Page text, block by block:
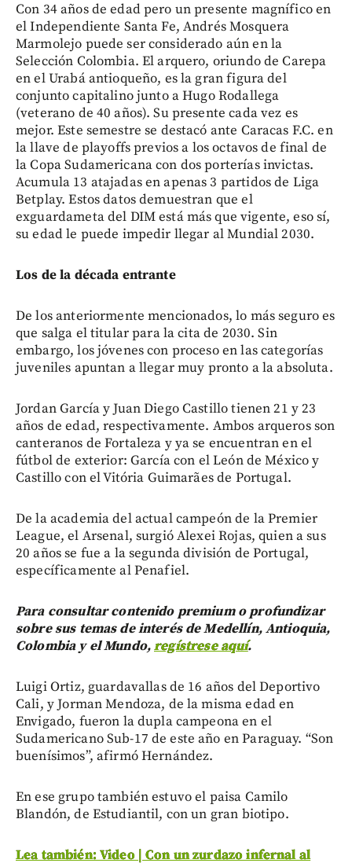
Con 34 años de edad pero un presente magnífico en
el Independiente Santa Fe, Andrés Mosquera
Marmolejo puede ser considerado aún en la
Selección Colombia. El arquero, oriundo de Carepa
en el Urabá antioqueño, es la gran figura del
conjunto capitalino junto a Hugo Rodallega
(veterano de 40 años). Su presente cada vez es
mejor. Este semestre se destacó ante Caracas F.C. en
la llave de playoffs previos a los octavos de final de
la Copa Sudamericana con dos porterías invictas.
Acumula 13 atajadas en apenas 3 partidos de Liga
Betplay. Estos datos demuestran que el
exguardameta del DIM está más que vigente, eso sí,
su edad le puede impedir llegar al Mundial 2030.
Los de la década entrante
De los anteriormente mencionados, lo más seguro es
que salga el titular para la cita de 2030. Sin
embargo, los jóvenes con proceso en las categorías
juveniles apuntan a llegar muy pronto a la absoluta.
Jordan García y Juan Diego Castillo tienen 21 y 23
años de edad, respectivamente. Ambos arqueros son
canteranos de Fortaleza y ya se encuentran en el
fútbol de exterior: García con el León de México y
Castillo con el Vitória Guimarães de Portugal.
De la academia del actual campeón de la Premier
League, el Arsenal, surgió Alexei Rojas, quien a sus
20 años se fue a la segunda división de Portugal,
específicamente al Penafiel.
Para consultar contenido premium o profundizar
sobre sus temas de interés de Medellín, Antioquia,
Colombia y el Mundo,regístrese aquí.
Luigi Ortiz, guardavallas de 16 años del Deportivo
Cali, y Jorman Mendoza, de la misma edad en
Envigado, fueron la dupla campeona en el
Sudamericano Sub-17 de este año en Paraguay. “Son
buenísimos”, afirmó Hernández.
En ese grupo también estuvo el paisa Camilo
Blandón, de Estudiantil, con un gran biotipo.
Lea también: Video | Con un zurdazo infernal al